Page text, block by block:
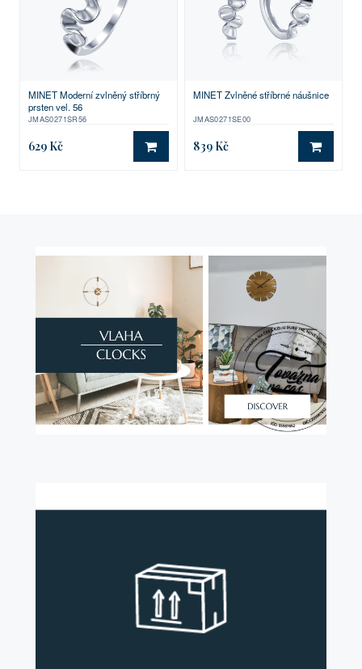
MINET Moderní zvlněný stříbrný
prsten vel. 56
JMAS0271SR56
629 Kč DO KOŠÍKU
MINET Zvlněné stříbrné náušnice
JMAS0271SE00
839 Kč DO